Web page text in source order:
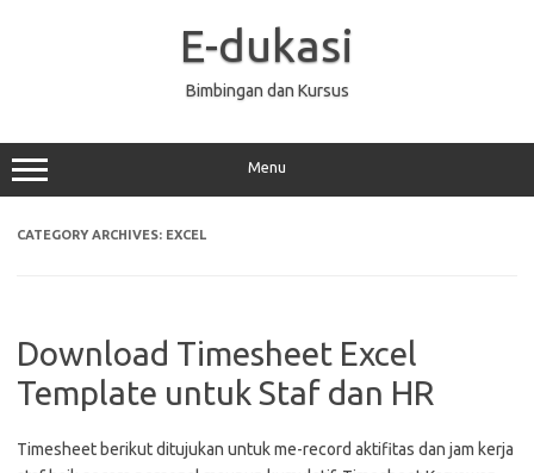
E-dukasi
Bimbingan dan Kursus
Menu
CATEGORY ARCHIVES: EXCEL
Download Timesheet Excel
Template untuk Staf dan HR
Timesheet berikut ditujukan untuk me-record aktifitas dan jam kerja